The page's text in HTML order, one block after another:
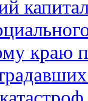
краю